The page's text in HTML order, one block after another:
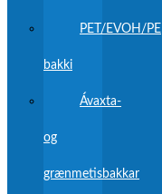
PET/EVOH/PE
bakki
Ávaxta-
og
grænmetisbakkar